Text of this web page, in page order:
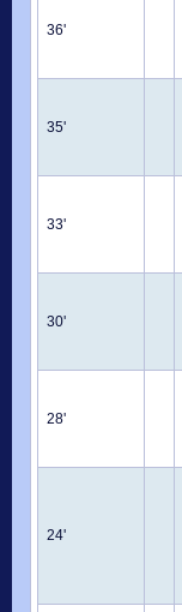
36'
35'
33'
30'
28'
24'